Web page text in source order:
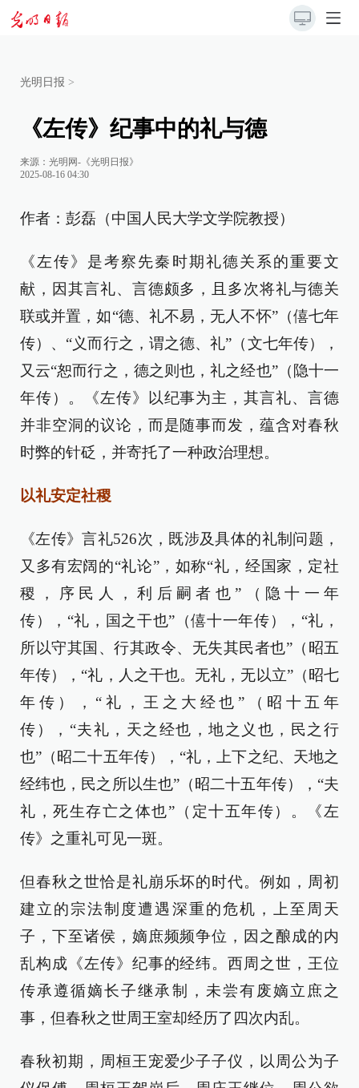
光明日报 >
《左传》纪事中的礼与德
来源： 光明网-《光明日报》
2025-08-16 04:30
作者：彭磊（中国人民大学文学院教授）
《左传》是考察先秦时期礼德关系的重要文
献，因其言礼、言德颇多，且多次将礼与德关
联或并置，如“德、礼不易，无人不怀”（僖七年
传）、“义而行之，谓之德、礼”（文七年传），
又云“恕而行之，德之则也，礼之经也”（隐十一
年传）。《左传》以纪事为主，其言礼、言德
并非空洞的议论，而是随事而发，蕴含对春秋
时弊的针砭，并寄托了一种政治理想。
以礼安定社稷
《左传》言礼526次，既涉及具体的礼制问题，
又多有宏阔的“礼论”，如称“礼，经国家，定社
稷，序民人，利后嗣者也”（隐十一年
传），“礼，国之干也”（僖十一年传），“礼，
所以守其国、行其政令、无失其民者也”（昭五
年传），“礼，人之干也。无礼，无以立”（昭七
年传），“礼，王之大经也”（昭十五年
传），“夫礼，天之经也，地之义也，民之行
也”（昭二十五年传），“礼，上下之纪、天地之
经纬也，民之所以生也”（昭二十五年传），“夫
礼，死生存亡之体也”（定十五年传）。《左
传》之重礼可见一斑。
但春秋之世恰是礼崩乐坏的时代。例如，周初
建立的宗法制度遭遇深重的危机，上至周天
子，下至诸侯，嫡庶频频争位，因之酿成的内
乱构成《左传》纪事的经纬。西周之世，王位
传承遵循嫡长子继承制，未尝有废嫡立庶之
事，但春秋之世周王室却经历了四次内乱。
春秋初期，周桓王宠爱少子子仪，以周公为子